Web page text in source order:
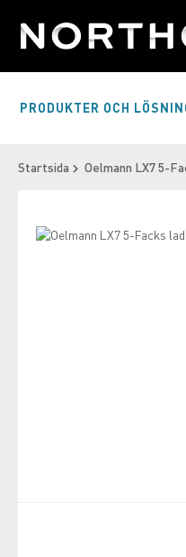
Skip
PRODUKTER OCH
Startsida Oelmann LX7 5-
Skip